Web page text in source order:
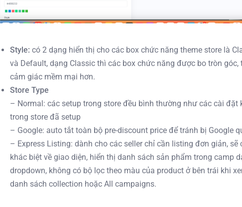
Style: có 2 dạng hiển thị cho các box chức năng theme store là
và Default, dạng Classic thì các box chức năng được bo tròn góc,
cảm giác mềm mại hơn.
Store Type
– Normal: các setup trong store đều bình thường như các cài đặt
trong store đã setup
– Google: auto tắt toàn bộ pre-discount price để tránh bị Google
– Express Listing: dành cho các seller chỉ cần listing đơn giản, sẽ
khác biệt về giao diện, hiển thị danh sách sản phẩm trong camp
dropdown, không có bộ lọc theo màu của product ở bên trái khi
danh sách collection hoặc All campaigns.